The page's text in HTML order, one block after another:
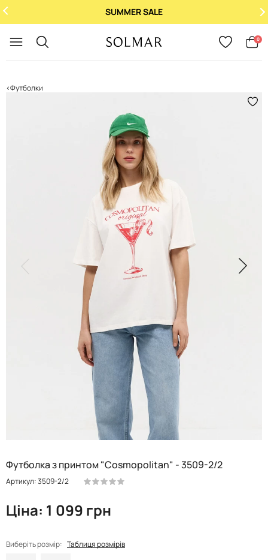
SUMMER SALE
0
Футболки
Футболка з принтом "Cosmopolitan" - 3509-2/2
Артикул: 3509-2/2
Ціна: 1 099 грн
Виберіть розмір: Таблиця розмірів